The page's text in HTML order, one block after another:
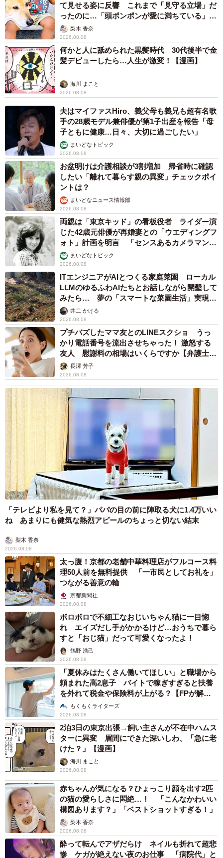
て見せる姿に反響 これまで「見守る立場」だ
ったのに…「頭ポンポンが愛に満ちている」
「尊…」
梨木 香奈
2026.08.08
何かと人に舐められた黒髪時代 30代後半で金
髪デビューしたら…人生が激変！【漫画】
海川 まこと
2026.08.08
夫はマイファスHiro、義父母も義兄も超有名歌
手の28歳モデル兼俳優が第1子出産を報告「母
子ともに健康…日々、大切に過ごしたい」
まいどなトピック
2026.08.08
お盆明けは介護相談が3割増加 帰省時に確認
したい「離れて暮らす親の異変」チェックポイ
ントは？
まいどなニュース情報部
2026.08.08
両親は「東京キッド」の看板役者 ライダー演
じた42歳元俳優が再婚妻との「ウエディングフ
ォト」計画を明言 「センスあるカメラマン求
む」まいどなトピック
2026.08.08
ITエンジニアがAIとつくる家庭菜園 ローカル
LLMのゆるふわAIたちとお話しながら開墾して
みたら… 夢の「スマートな菜園生活」実現な
るか井二 かける
2026.08.08
プチバズしたママ友とのLINEスクショ うっ
かり電話番号を流出させちゃった！ 激怒する
友人 慰謝料の相場はいくらですか【弁護士が
解説】長澤 芳子
2026.08.08
「テレビより私を見て？」パパの目の前に陣取る犬に1.4万いい
ね あまりにも健気な熱烈アピールのちょっと切ない結末
梨木 香奈
2026.08.08
太っ腹！京都の老舗中華料理店がフルコース料
理50人前を無料提供 「一市民としてお礼を」
つながる善意の輪
京都新聞社
2026.08.08
ボロボロで不細工なおじいちゃん猫に一目惚
れ エイズだし手がかかるけど…おうちで暮ら
すと「おじ猫」だって可愛くなったよ！
鶴野 浩己
2026.08.08
「夏休みはたくさん働いてほしい」と職場から
頼まれた高2息子 バイトで稼ぎすぎると扶養
を外れて税金や保険料が上がる？【FPが解
説】もくもくライターズ
2026.08.08
2泊3日の東京出張→飼い主さんが不在中ハムス
ターに異変 眉間にできた深いしわ、「急に老
けた？」【漫画】
海川 まこと
2026.08.08
赤ちゃんが気になる？ひょっこり顔を出す2匹
の猫の愛らしさに悶絶…！ 「こんなかわいい
構図あります？」「ベストショットすぎる！」
梨木 香奈
2026.08.08
酔って転んでアザだらけ ネイルも折れて超悲
惨 ケガが絶えない夜のお仕事 「病院代」と